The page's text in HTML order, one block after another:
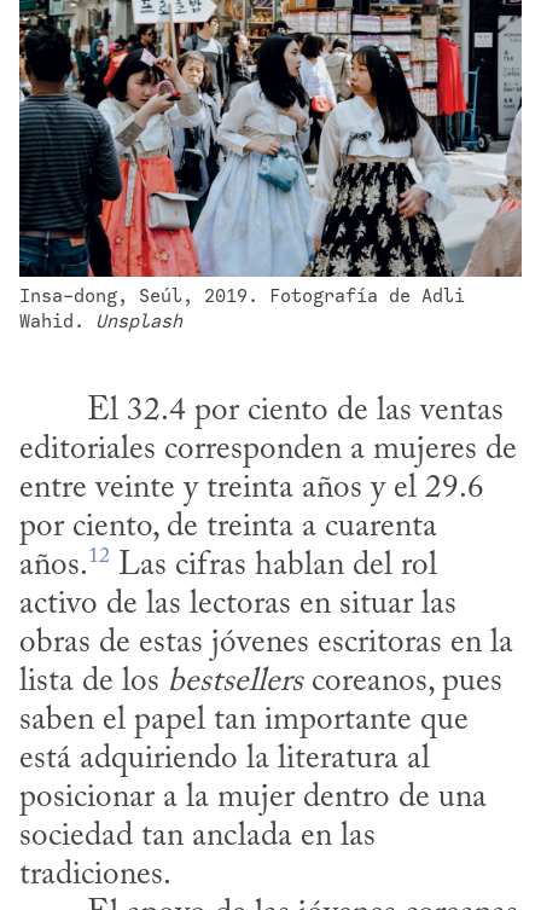
Insa-dong, Seúl, 2019. Fotografía de Adli
Wahid. Unsplash
editoriales corresponden a mujeres de
entre veinte y treinta años y el 29.6
por ciento, de treinta a cuarenta
años.12 Las cifras hablan del rol
activo de las lectoras en situar las
obras de estas jóvenes escritoras en la
lista de los bestsellers coreanos, pues
saben el papel tan importante que
está adquiriendo la literatura al
posicionar a la mujer dentro de una
sociedad tan anclada en las
tradiciones.